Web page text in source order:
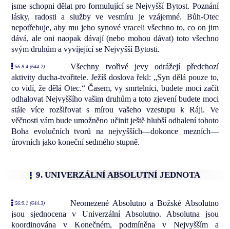
jsme schopni dělat pro formulující se Nejvyšší Bytost. Poznání
lásky, radosti a služby ve vesmíru je vzájemné. Bůh-Otec
nepotřebuje, aby mu jeho synové vraceli všechno to, co on jim
dává, ale oni naopak dávají (nebo mohou dávat) toto všechno
svým druhům a vyvíjející se Nejvyšší Bytosti.
56:8.4 (644.2)
Všechny tvořivé jevy odrážejí předchozí
aktivity ducha-tvořitele. Ježíš doslova řekl: „Syn dělá pouze to,
co vidí, že dělá Otec.“ Časem, vy smrtelníci, budete moci začít
odhalovat Nejvyššího vašim druhům a toto zjevení budete moci
stále více rozšiřovat s mírou vašeho vzestupu k Ráji. Ve
věčnosti vám bude umožněno učinit ještě hlubší odhalení tohoto
Boha evolučních tvorů na nejvyšších—dokonce mezních—
úrovních jako koneční sedmého stupně.
9. UNIVERZÁLNÍ ABSOLUTNÍ JEDNOTA
56:9.1 (644.3)
Neomezené Absolutno a Božské Absolutno
jsou sjednocena v Univerzální Absolutno. Absolutna jsou
koordinována v Konečném, podmíněna v Nejvyšším a